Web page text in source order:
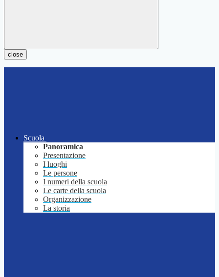
close
Scuola
Panoramica
Presentazione
I luoghi
Le persone
I numeri della scuola
Le carte della scuola
Organizzazione
La storia